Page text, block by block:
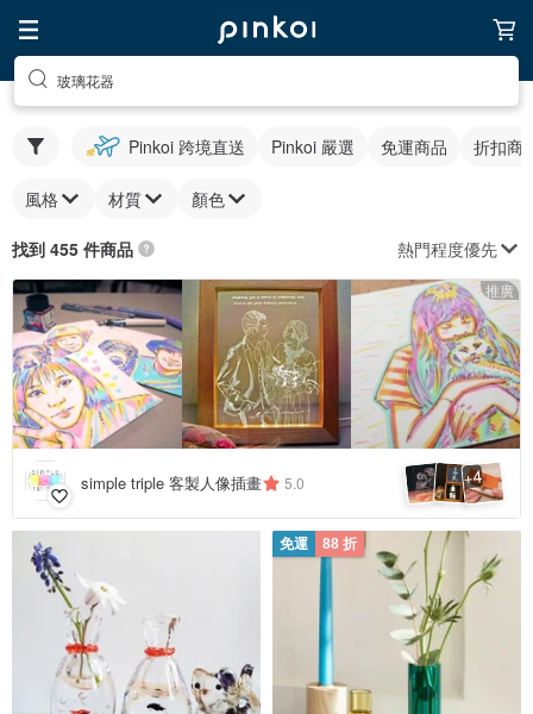
玻璃花器
Pinkoi 跨境直送 Pinkoi 嚴選 免運商品 折扣商
風格 材質 顏色
找到 455 件商品 熱門程度優先
推廣
simple triple 客製人像插畫 5.0 +4
免運 88 折